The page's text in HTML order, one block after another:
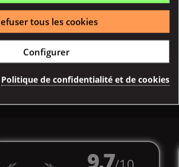
Achat Rapide
tous les cookies
Configurer
Politique de confidentialité et de cookies